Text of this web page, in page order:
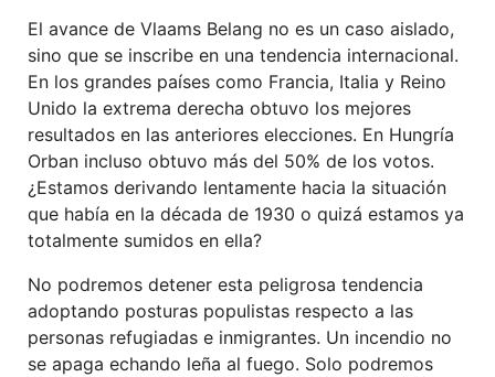
El avance de Vlaams Belang no es un caso aislado,
sino que se inscribe en una tendencia internacional.
En los grandes países como Francia, Italia y Reino
Unido la extrema derecha obtuvo los mejores
resultados en las anteriores elecciones. En Hungría
Orban incluso obtuvo más del 50% de los votos.
¿Estamos derivando lentamente hacia la situación
que había en la década de 1930 o quizá estamos ya
totalmente sumidos en ella?
No podremos detener esta peligrosa tendencia
adoptando posturas populistas respecto a las
personas refugiadas e inmigrantes. Un incendio no
se apaga echando leña al fuego. Solo podremos